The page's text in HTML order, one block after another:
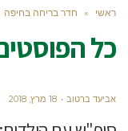
ראשי » חדר בריחה בחיפה
כל
אביעד ברטוב 18 מרץ, 2018